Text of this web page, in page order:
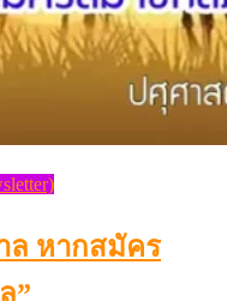
”
ก้าวไปข้างหน้าอย่างมั